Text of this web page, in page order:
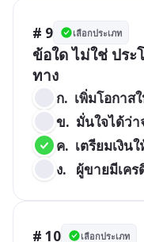
# 9 เลือกประเภท
ข้อใด ไม่ใช่ ประ
ทาง
ก.  เพิ่มโอกา
ข.  มั่นใจได้ว่า
ค.  เตรียมเงิน
ง.   ผู้ขายมีเค
# 10 เลือกประเภท